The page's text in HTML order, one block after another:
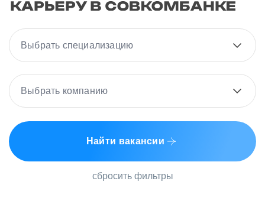
Выбрать специализацию
Выбрать компанию
Найти вакансии
сбросить фильтры